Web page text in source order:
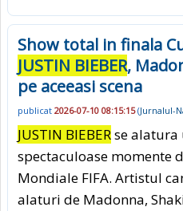
Show total in finala
JUSTIN BIEBER,
pe aceeasi scena
publicat 2026-07-10 08:15:15(Jurnalul-
JUSTIN BIEBERse alatura
spectaculoase momente
Mondiale FIFA. Artistul
alaturi de Madonna,